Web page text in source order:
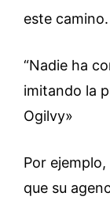
este camino.
“Nadie ha
imitando la
Ogilvy»
Por
que su